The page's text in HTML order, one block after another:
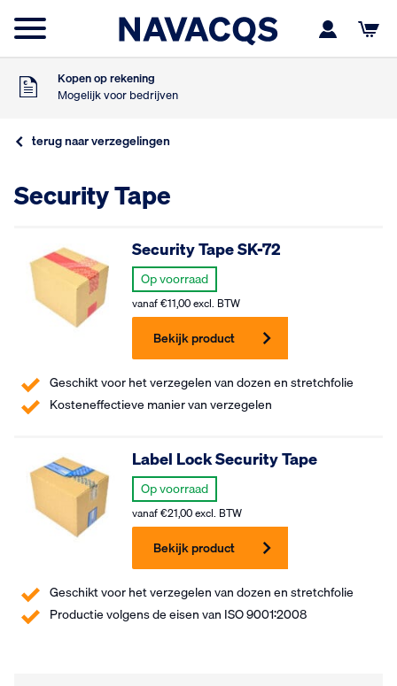
Dinsdag in huis
9
Klanten geven ons
Op basis van 453 beoordelingen
Kopen op rekening
Mogelijk voor bedrijven
Zaterdag besteld
9,5
Klanten geven ons
Op basis van 453 beoordelingen
Gratis verzending
Vanaf €75,- excl. BTW
Zaterdag besteld
Dinsdag in huis
terug naar verzegelingen
Security Tape
Geschikt voor het verzegelen van dozen en stretchfolie
Kosteneffectieve manier van verzegelen
Security Tape SK-72
Op voorraad
vanaf€11,00excl. BTW
Bekijk product
Geschikt voor het verzegelen van dozen en stretchfolie
Productie volgens de eisen van ISO 9001:2008
Label Lock Security Tape
Op voorraad
vanaf€21,00excl. BTW
Bekijk product